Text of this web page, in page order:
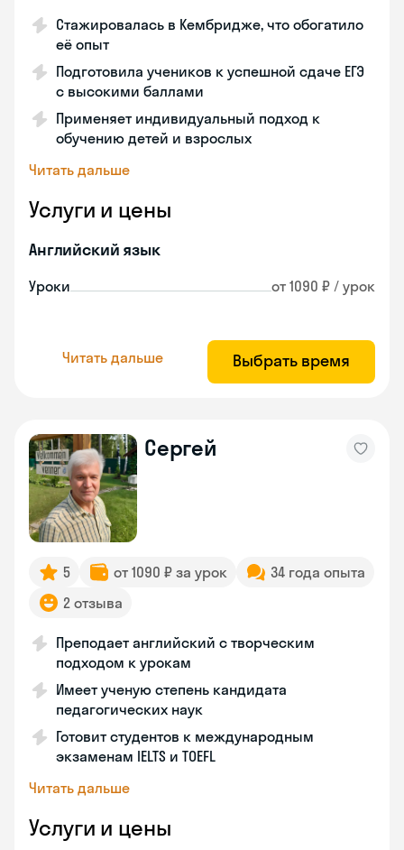
Стажировалась в Кембридже, что обогатило
её опыт
Подготовила учеников к успешной сдаче ЕГЭ
с высокими баллами
Применяет индивидуальный подход к
обучению детей и взрослых
Читать дальше
Услуги и цены
Английский язык
Уроки от 1090 ₽ / урок
Читать дальше Выбрать время
Сергей
5 от 1090 ₽ за урок
34 года опыта
2 отзыва
Преподает английский с творческим
подходом к урокам
Имеет ученую степень кандидата
педагогических наук
Готовит студентов к международным
экзаменам IELTS и TOEFL
Читать дальше
Услуги и цены